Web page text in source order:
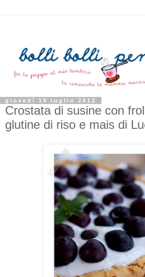
giovedì 19 luglio 2012
Crostata di susine con
glutine di riso e mais di